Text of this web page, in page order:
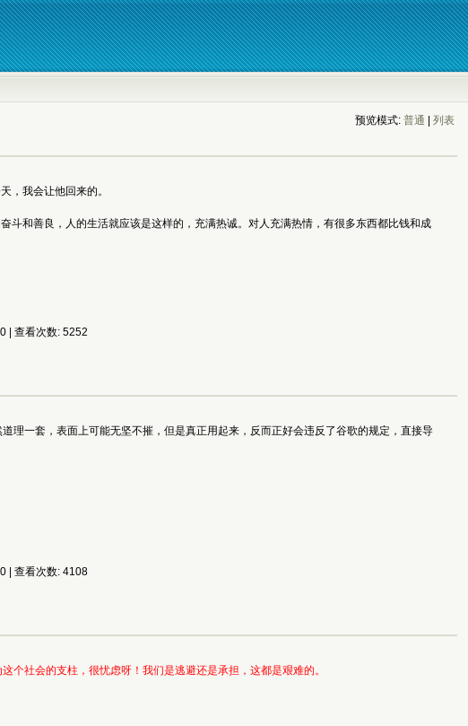
预览模式: 普通 列表
，我会让他回来的。
和善良，人的生活就应该是这样的，充满热诚。对人充满热情，有很多东西都比钱和成
| 查看次数: 5252
理一套，表面上可能无坚不摧，但是真正用起来，反而正好会违反了谷歌的规定，直接导
| 查看次数: 4108
社会的支柱，很忧虑呀！我们是逃避还是承担，这都是艰难的。